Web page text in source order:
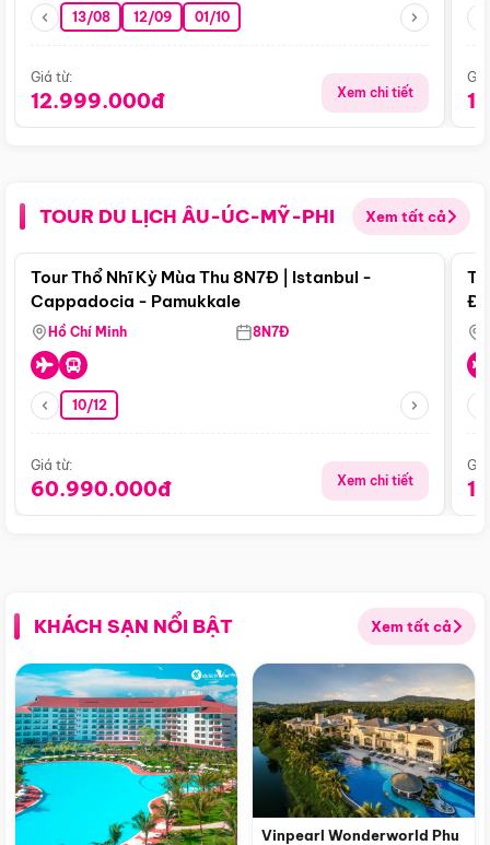
13/08 12/09 01/10
Giá từ:
12.999.000đ Xem chi tiết
TOUR DU LỊCH ÂU-ÚC-MỸ-PHI Xem tất cả
Điểm nổi bật
Tour Thổ Nhĩ Kỳ Mùa Thu 8N7Đ | Istanbul -
Cappadocia - Pamukkale
Hồ Chí Minh 8N7Đ
10/12
Giá từ:
60.990.000đ Xem chi tiết
KHÁCH SẠN NỔI BẬT Xem tất cả
Vinpearl Wonderworld Phu